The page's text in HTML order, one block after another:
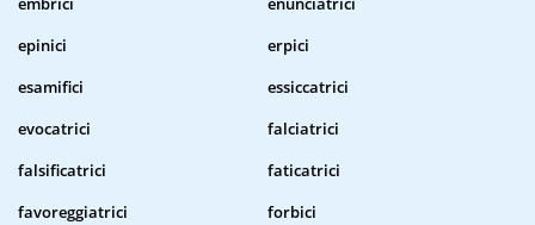
epinici
erpici
esamifici
essiccatrici
evocatrici
falciatrici
falsificatrici
faticatrici
favoreggiatrici
forbici